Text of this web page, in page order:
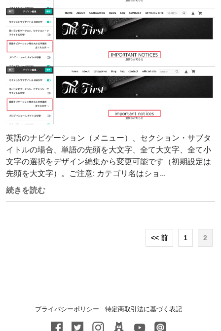
英語のナビゲーション（メニュー）、セクション・サブタ
イトルの場合、単語の先頭を大文字、全て大文字、全て小
文字の選択をデザイン編集から変更可能です（初期設定は
先頭を大文字）。ご注意: カテゴリ名はショ...
続きを読む
<< 前 1 2
プライバシーポリシー 特定商取引法に基づく表記